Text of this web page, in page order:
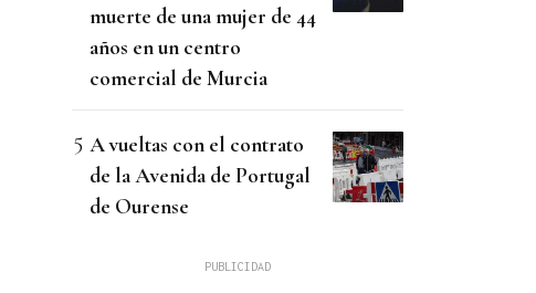
muerte de una mujer de 44
años en un centro
comercial de Murcia
A vueltas con el contrato
de la Avenida de Portugal
de Ourense